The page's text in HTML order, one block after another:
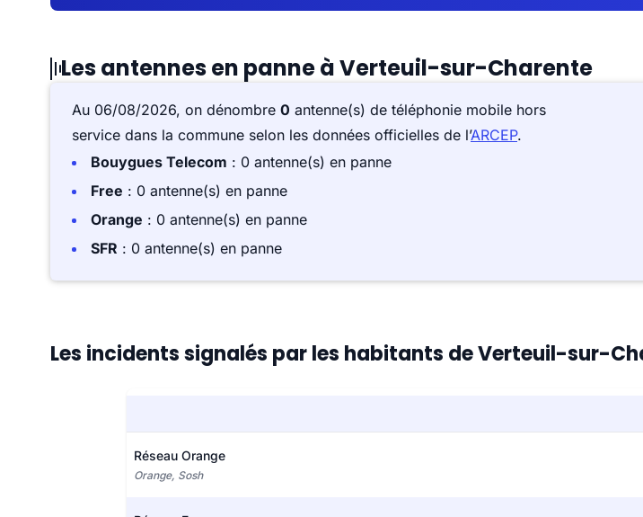
Les antennes en panne à Verteuil-sur-Charente
Au 06/08/2026, on dénombre 0 antenne(s) de téléphonie mobile hors
service dans la commune selon les données officielles de l’ARCEP.
Bouygues Telecom : 0 antenne(s) en panne
Free : 0 antenne(s) en panne
Orange : 0 antenne(s) en panne
SFR : 0 antenne(s) en panne
Les incidents signalés par les habitants de Verteuil-sur-
Réseau Orange
Orange, Sosh